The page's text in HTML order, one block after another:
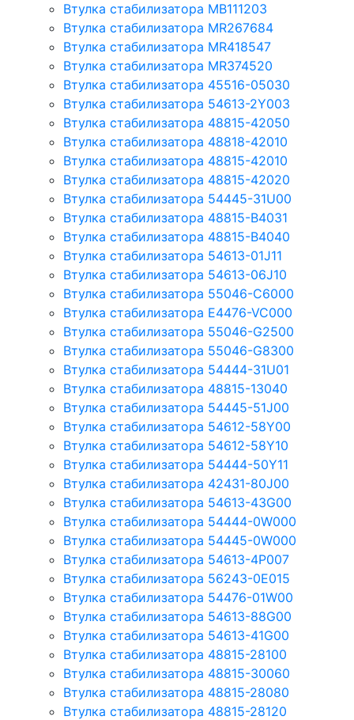
Втулка стабилизатора MB111203
Втулка стабилизатора MR267684
Втулка стабилизатора MR418547
Втулка стабилизатора MR374520
Втулка стабилизатора 45516-05030
Втулка стабилизатора 54613-2Y003
Втулка стабилизатора 48815-42050
Втулка стабилизатора 48818-42010
Втулка стабилизатора 48815-42010
Втулка стабилизатора 48815-42020
Втулка стабилизатора 54445-31U00
Втулка стабилизатора 48815-B4031
Втулка стабилизатора 48815-B4040
Втулка стабилизатора 54613-01J11
Втулка стабилизатора 54613-06J10
Втулка стабилизатора 55046-C6000
Втулка стабилизатора E4476-VC000
Втулка стабилизатора 55046-G2500
Втулка стабилизатора 55046-G8300
Втулка стабилизатора 54444-31U01
Втулка стабилизатора 48815-13040
Втулка стабилизатора 54445-51J00
Втулка стабилизатора 54612-58Y00
Втулка стабилизатора 54612-58Y10
Втулка стабилизатора 54444-50Y11
Втулка стабилизатора 42431-80J00
Втулка стабилизатора 54613-43G00
Втулка стабилизатора 54444-0W000
Втулка стабилизатора 54445-0W000
Втулка стабилизатора 54613-4P007
Втулка стабилизатора 56243-0E015
Втулка стабилизатора 54476-01W00
Втулка стабилизатора 54613-88G00
Втулка стабилизатора 54613-41G00
Втулка стабилизатора 48815-28100
Втулка стабилизатора 48815-30060
Втулка стабилизатора 48815-28080
Втулка стабилизатора 48815-28120